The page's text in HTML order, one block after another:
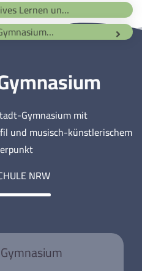
von Corona (03.05.2020)
1. April 2021 – Mercator-Gymnasium überrascht mit sensationellem Fund
Gymnasium mit
und musisch-künstlerischem
NRW